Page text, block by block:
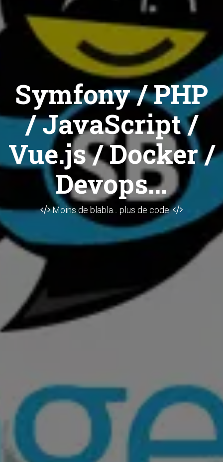
Symfony / PHP
/ JavaScript /
Vue.js / Docker /
Devops...
Moins de blabla... plus de code.